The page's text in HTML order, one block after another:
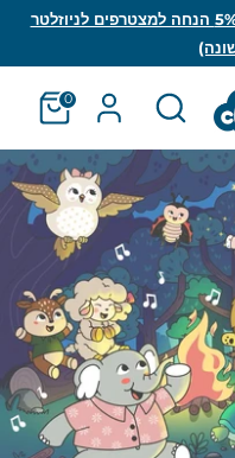
5% הנחה למצטרפים לניוזלטר
חפש 0